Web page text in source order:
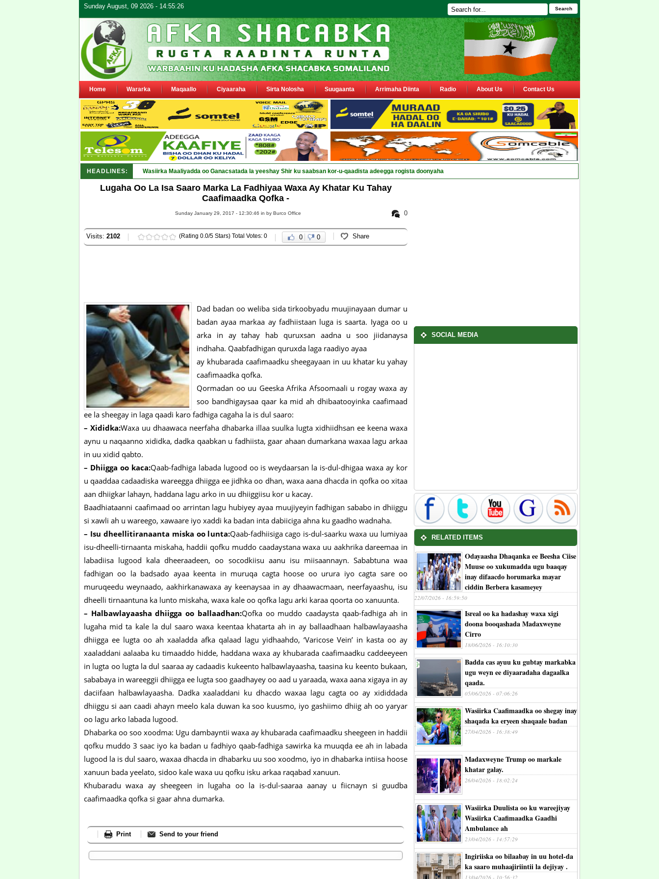
Sunday August, 09 2026 - 14:55:26 Search
Home Wararka Maqaallo Ciyaaraha Sirta Nolosha Suugaanta Arrimaha Diinta Radio About Us Contact Us
HEADLINES: Maamulka Dekeda Berber_
Lugaha Oo La Isa Saaro Marka La Fadhiyaa Waxa Ay Khatar Ku Tahay
Caafimaadka Qofka -
0
Sunday January 29, 2017 - 12:30:46 in by Burco Office
Visits: 2102 (Rating 0.0/5 Stars) Total Votes: 0 0 0 Share
Dad badan oo weliba sida tirkoobyadu muujinayaan dumar u
badan ayaa markaa ay fadhiistaan luga is saarta. Iyaga oo u
arka in ay tahay hab quruxsan aadna u soo jiidanaysa
indhaha. Qaabfadhigan quruxda laga raadiyo ayaa
ay khubarada caafimaadku sheegayaan in uu khatar ku yahay
caafimaadka qofka.
Qormadan oo uu Geeska Afrika Afsoomaali u rogay waxa ay
soo bandhigaysaa qaar ka mid ah dhibaatooyinka caafimaad
ee la sheegay in laga qaadi karo fadhiga cagaha la is dul saaro:
– Xididka:Waxa uu dhaawaca neerfaha dhabarka illaa suulka lugta xidhiidhsan ee keena waxa
aynu u naqaanno xididka, dadka qaabkan u fadhiista, gaar ahaan dumarkana waxaa lagu arkaa
in uu xidid qabto.
– Dhiigga oo kaca:Qaab-fadhiga labada lugood oo is weydaarsan la is-dul-dhigaa waxa ay kor
u qaaddaa cadaadiska wareegga dhiigga ee jidhka oo dhan, waxa aana dhacda in qofka oo xitaa
aan dhiigkar lahayn, haddana lagu arko in uu dhiiggiisu kor u kacay.
Baadhiataanni caafimaad oo arrintan lagu hubiyey ayaa muujiyeyin fadhigan sababo in dhiiggu
si xawli ah u wareego, xawaare iyo xaddi ka badan inta dabiiciga ahna ku gaadho wadnaha.
– Isu dheellitiranaanta miska oo lunta:Qaab-fadhiisiga cago is-dul-saarku waxa uu lumiyaa
isu-dheelli-tirnaanta miskaha, haddii qofku muddo caadaystana waxa uu aakhrika dareemaa in
labadiisa lugood kala dheeraadeen, oo socodkiisu aanu isu miisaannayn. Sababtuna waa
fadhigan oo la badsado ayaa keenta in muruqa cagta hoose oo urura iyo cagta sare oo
muruqeedu weynaado, aakhirkanawaxa ay keenaysaa in ay dhaawacmaan, neerfayaashu, isu
dheelli tirnaantuna ka lunto miskaha, waxa kale oo qofka lagu arki karaa qoorta oo xanuunta.
– Halbawlayaasha dhiigga oo ballaadhan:Qofka oo muddo caadaysta qaab-fadhiga ah in
lugaha mid ta kale la dul saaro waxa keentaa khatarta ah in ay ballaadhaan halbawlayaasha
dhiigga ee lugta oo ah xaaladda afka qalaad lagu yidhaahdo, ‘Varicose Vein’ in kasta oo ay
xaaladdani aalaaba ku timaaddo hidde, haddana waxa ay khubarada caafimaadku caddeeyeen
in lugta oo lugta la dul saaraa ay cadaadis kukeento halbawlayaasha, taasina ku keento bukaan,
sababaya in wareeggii dhiigga ee lugta soo gaadhayey oo aad u yaraada, waxa aana xigaya in ay
daciifaan halbawlayaasha. Dadka xaaladdani ku dhacdo waxaa lagu cagta oo ay xididdada
dhiiggu si aan caadi ahayn meelo kala duwan ka soo kuusmo, iyo gashiimo dhiig ah oo yaryar
oo lagu arko labada lugood.
Dhabarka oo soo xoodma: Ugu dambayntii waxa ay khubarada caafimaadku sheegeen in haddii
qofku muddo 3 saac iyo ka badan u fadhiyo qaab-fadhiga sawirka ka muuqda ee ah in labada
lugood la is dul saaro, waxaa dhacda in dhabarku uu soo xoodmo, iyo in dhabarka intiisa hoose
xanuun bada yeelato, sidoo kale waxa uu qofku isku arkaa raqabad xanuun.
Khubaradu waxa ay sheegeen in lugaha oo la is-dul-saaraa aanay u fiicnayn si guudba
caafimaadka qofka si gaar ahna dumarka.
Print Send to your friend
SOCIAL MEDIA
RELATED ITEMS
Odayaasha Dhaqanka ee Beesha Ciise
Muuse oo xukumadda ugu baaqay
inay difaacdo horumarka mayar
ciddin Berbera kasameyey
22/07/2026 - 16:59:50
Isreal oo ka hadashay waxa xigi
doona booqashada Madaxweyne
Cirro
18/06/2026 - 16:10:30
Badda cas ayuu ku gubtay markabka
ugu weyn ee diyaaradaha dagaalka
qaada.
05/06/2026 - 07:06:26
Wasiirka Caafimaadka oo shegay inay
shaqada ka eryeen shaqaale badan
27/04/2026 - 16:38:49
Madaxweyne Trump oo markale
khatar galay.
26/04/2026 - 18:02:24
Wasiirka Duulista oo ku wareejiyay
Wasiirka Caafimaadka Gaadhi
Ambulance ah
23/04/2026 - 14:57:29
Ingiriiska oo bilaabay in uu hotel-da
ka saaro muhaajiriintii la dejiyay .
13/04/2026 - 10:56:32